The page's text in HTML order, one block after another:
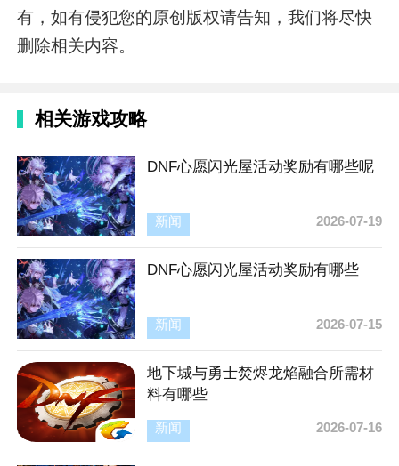
有，如有侵犯您的原创版权请告知，我们将尽快
删除相关内容。
相关游戏攻略
DNF心愿闪光屋活动奖励有哪些呢
新闻 2026-07-19
DNF心愿闪光屋活动奖励有哪些
新闻 2026-07-15
地下城与勇士焚烬龙焰融合所需材
料有哪些
新闻 2026-07-16